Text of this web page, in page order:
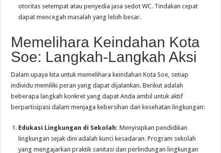
otoritas setempat atau penyedia jasa sedot WC. Tindakan cepat
dapat mencegah masalah yang lebih besar.
Memelihara Keindahan Kota
Soe: Langkah-Langkah Aksi
Dalam upaya kita untuk memelihara keindahan Kota Soe, setiap
individu memiliki peran yang dapat dijalankan. Berikut adalah
beberapa langkah konkret yang dapat Anda ambil untuk aktif
berpartisipasi dalam menjaga kebersihan dan kesehatan lingkungan:
Edukasi Lingkungan di Sekolah: Menyisipkan pendidikan
lingkungan sejak dini adalah kunci kesadaran. Program sekolah
yang mengajarkan praktik sanitasi dan perlindungan lingkungan